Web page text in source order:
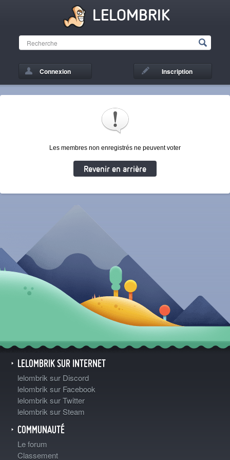
LELOMBRIK
Connexion Inscription
Les membres non enregistrés ne peuvent voter
Revenir en arrière
LELOMBRIK SUR INTERNET
lelombrik sur Discord
lelombrik sur Facebook
lelombrik sur Twitter
lelombrik sur Steam
COMMUNAUTÉ
Le forum
Classement